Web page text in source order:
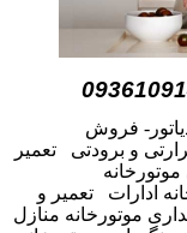
فروش
و برودتی
تعمیر
ادارات
تعمیر و
موتورخانه منازل